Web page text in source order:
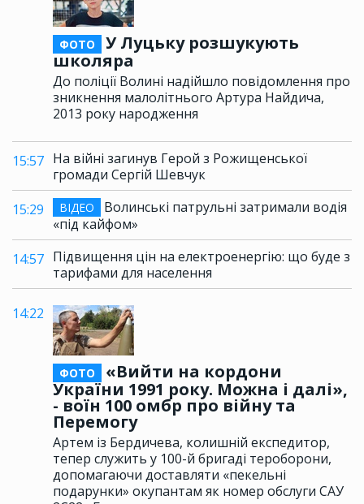
ФОТО
У Луцьку розшукують
школяра
До поліції Волині надійшло повідомлення про
зникнення малолітнього Артура Найдича,
2013 року народження
15:57 На війні загинув Герой з Рожищенської
громади Сергій Шевчук
15:29
ВІДЕО
Волинські патрульні затримали водія
«під кайфом»
14:57 Підвищення цін на електроенергію: що буде з
тарифами для населення
14:22
ФОТО
«Вийти на кордони
України 1991 року. Можна і далі»,
- воїн 100 омбр про війну та
Перемогу
Артем із Бердичева, колишній експедитор,
тепер служить у 100-й бригаді тероборони,
допомагаючи доставляти «пекельні
подарунки» окупантам як номер обслуги САУ